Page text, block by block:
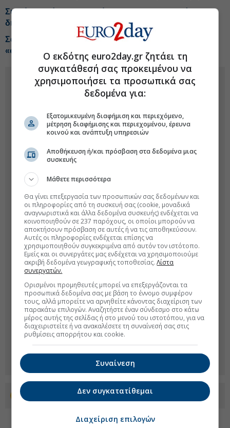
Συντάξεις: Τέλος στον «κόφτη» της προσωπικής
διαφοράς
Σαουδική Αραβία, Τουρκία και Πακιστάν στήνουν
«σουνιτικό ΝΑΤΟ»
Προσθέστε το euro2day.gr στο Discover
Ο εκδότης euro2day.gr ζητάει τη
συγκατάθεσή σας προκειμένου να
χρησιμοποιήσει τα προσωπικά σας
δεδομένα για:
Εξατομικευμένη διαφήμιση και περιεχόμενο,
μέτρηση διαφήμισης και περιεχομένου, έρευνα
κοινού και ανάπτυξη υπηρεσιών
Αποθήκευση ή/και πρόσβαση στα δεδομένα μιας
συσκευής
Μάθετε περισσότερα
Θα γίνει επεξεργασία των προσωπικών σας δεδομένων και
οι πληροφορίες από τη συσκευή σας (cookie, μοναδικά
αναγνωριστικά και άλλα δεδομένα συσκευής) ενδέχεται να
κοινοποιηθούν σε 237 παρόχους, οι οποίοι μπορούν να
αποκτήσουν πρόσβαση σε αυτές ή να τις αποθηκεύσουν.
Αυτές οι πληροφορίες ενδέχεται επίσης να
χρησιμοποιηθούν συγκεκριμένα από αυτόν τον ιστότοπο.
Εμείς και οι συνεργάτες μας ενδέχεται να χρησιμοποιούμε
ακριβή δεδομένα γεωγραφικής τοποθεσίας.Λίστα
συνεργατών.
Ορισμένοι προμηθευτές μπορεί να επεξεργάζονται τα
προσωπικά δεδομένα σας με βάση το έννομο συμφέρον
τους, αλλά μπορείτε να αρνηθείτε κάνοντας διαχείριση των
παρακάτω επιλογών. Αναζητήστε έναν σύνδεσμο στο κάτω
μέρος αυτής της σελίδας ή στο μενού του ιστοτόπου, για να
διαχειριστείτε ή να ανακαλέσετε τη συναίνεσή σας στις
ρυθμίσεις απορρήτου και cookie.
Συναίνεση
Δεν συγκατατίθεμαι
Διαχείριση επιλογών